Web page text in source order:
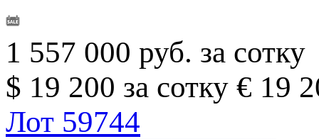
1 557 000 руб. за сотку
$ 19 200 за сотку € 19
Лот 59744